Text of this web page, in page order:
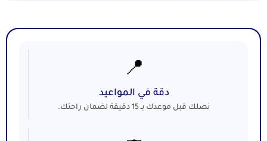
📍
دقة في المواعيد
نصلك قبل موعدك بـ 15 دقيقة لضمان راحتك.